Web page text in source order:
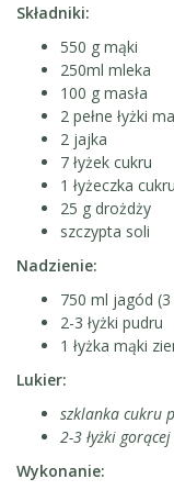
Składniki:
550 g mąki
250ml mleka
100 g masła
2 pełne łyżki
2 jajka
7 łyżek cukru
1 łyżeczka
25 g drożdży
szczypta soli
Nadzienie:
750 ml jagód (3
2-3 łyżki pudru
1 łyżka mąki
Lukier:
szklanka cukru
2-3 łyżki
Wykonanie: